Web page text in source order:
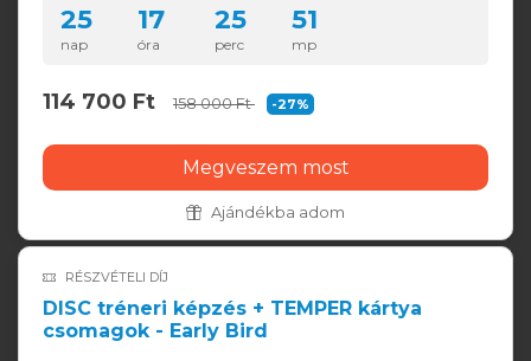
25 17 25 50
nap óra perc mp
114 700 Ft 158 000 Ft -27%
Megveszem most
Ajándékba adom
RÉSZVÉTELI DÍJ
DISC tréneri képzés + TEMPER kártya
csomagok - Early Bird